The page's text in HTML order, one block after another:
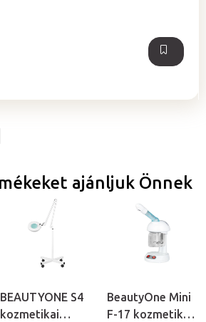
ajánljuk Önnek
BEAUTYONE S4
kozmetikai
BeautyOne Mini
F-17 kozmetikai